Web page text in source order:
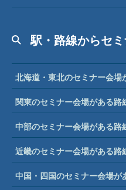
駅・路線からセ
北海道・東北のセミナー会場
関東のセミナー会場がある路
中部のセミナー会場がある路
近畿のセミナー会場がある路
中国・四国のセミナー会場が